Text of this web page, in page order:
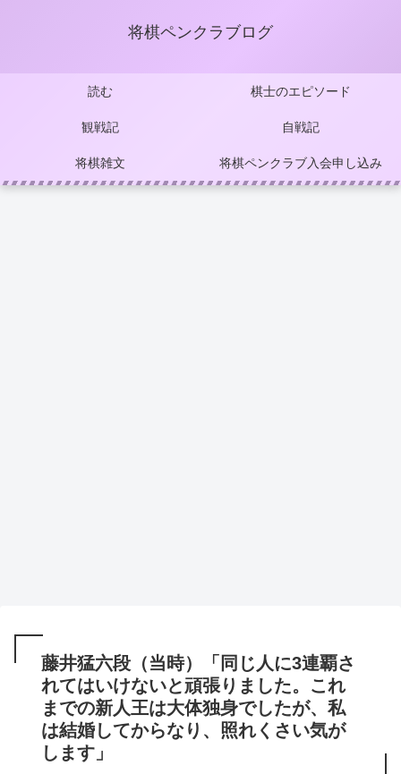
将棋ペンクラブログ
読む 棋士のエピソード
観戦記 自戦記
将棋雑文 将棋ペンクラブ入会申し込み
藤井猛六段（当時）「同じ人に3連覇さ
れてはいけないと頑張りました。これ
までの新人王は大体独身でしたが、私
は結婚してからなり、照れくさい気が
します」